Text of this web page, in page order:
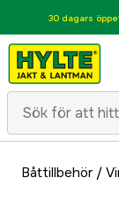
30 dagars
Båttillbehör/